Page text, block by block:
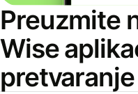
Preuzmite
Wise